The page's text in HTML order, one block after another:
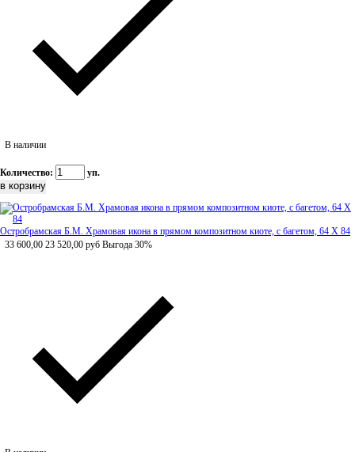
В наличии
Количество: уп.
Остробрамская Б.М. Храмовая икона в прямом композитном киоте, с багетом, 64 Х 84
33 600,00 23 520,00 руб Выгода 30%